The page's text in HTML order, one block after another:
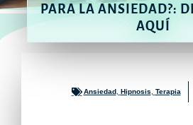
PARA LA ANSIEDAD?:
AQUÍ
Ansiedad, Hipnosis Terapia